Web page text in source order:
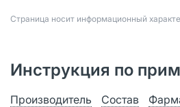
Страница носит информационный
Инструкция по
Производитель Состав